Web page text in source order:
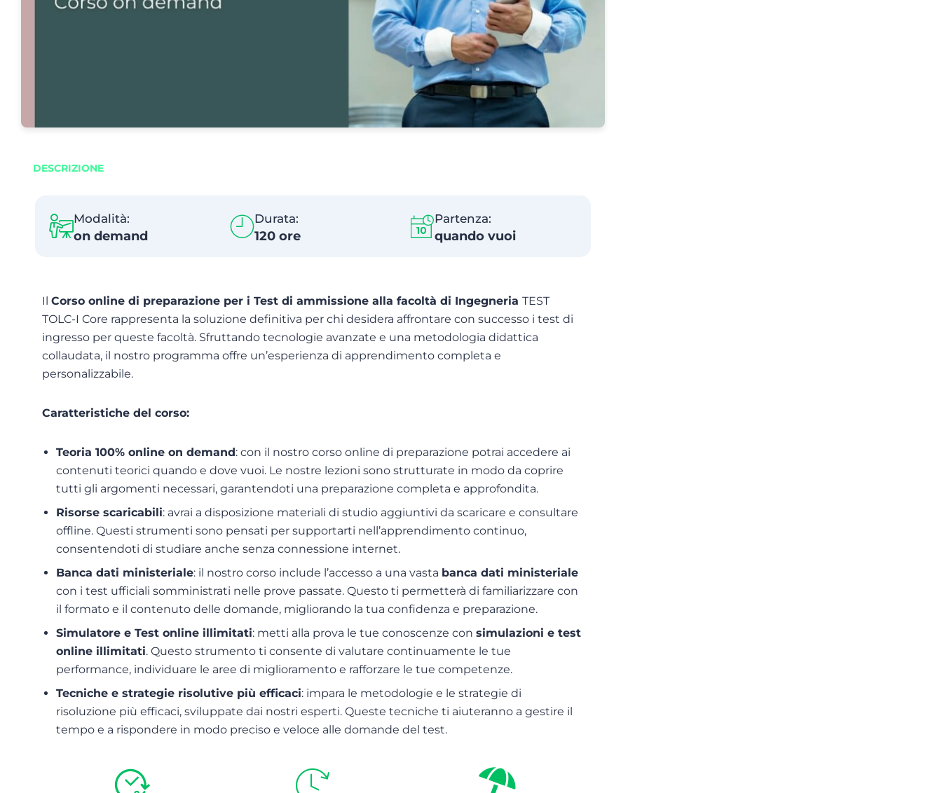
DESCRIZIONE
Modalità:
on demand
Durata:
120 ore
Partenza:
quando vuoi
Il Corso online di preparazione per i Test di ammissione alla facoltà di Ingegneria TEST
TOLC-I Core rappresenta la soluzione definitiva per chi desidera affrontare con successo i test di
ingresso per queste facoltà. Sfruttando tecnologie avanzate e una metodologia didattica
collaudata, il nostro programma offre un’esperienza di apprendimento completa e
personalizzabile.
Caratteristiche del corso:
Teoria 100% online on demand: con il nostro corso online di preparazione potrai accedere ai
contenuti teorici quando e dove vuoi. Le nostre lezioni sono strutturate in modo da coprire
tutti gli argomenti necessari, garantendoti una preparazione completa e approfondita.
Risorse scaricabili: avrai a disposizione materiali di studio aggiuntivi da scaricare e consultare
offline. Questi strumenti sono pensati per supportarti nell’apprendimento continuo,
consentendoti di studiare anche senza connessione internet.
Banca dati ministeriale: il nostro corso include l’accesso a una vasta banca dati ministeriale
con i test ufficiali somministrati nelle prove passate. Questo ti permetterà di familiarizzare con
il formato e il contenuto delle domande, migliorando la tua confidenza e preparazione.
Simulatore e Test online illimitati: metti alla prova le tue conoscenze con simulazioni e test
online illimitati. Questo strumento ti consente di valutare continuamente le tue
performance, individuare le aree di miglioramento e rafforzare le tue competenze.
Tecniche e strategie risolutive più efficaci: impara le metodologie e le strategie di
risoluzione più efficaci, sviluppate dai nostri esperti. Queste tecniche ti aiuteranno a gestire il
tempo e a rispondere in modo preciso e veloce alle domande del test.